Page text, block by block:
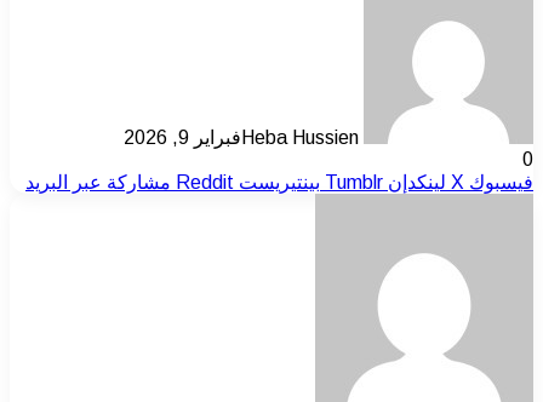
Heba Hussien فبراير 9, 2026
0
فيسبوك ‫X لينكدإن بينتيريست مشاركة عبر البريد